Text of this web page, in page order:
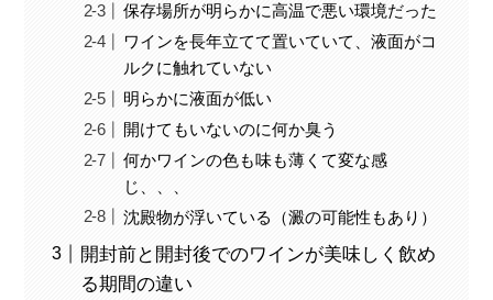
保存場所が明らかに高温で悪い環境だった
ワインを長年立てて置いていて、液面がコ
ルクに触れていない
明らかに液面が低い
開けてもいないのに何か臭う
何かワインの色も味も薄くて変な感
じ、、、
沈殿物が浮いている（澱の可能性もあり）
開封前と開封後でのワインが美味しく飲め
る期間の違い